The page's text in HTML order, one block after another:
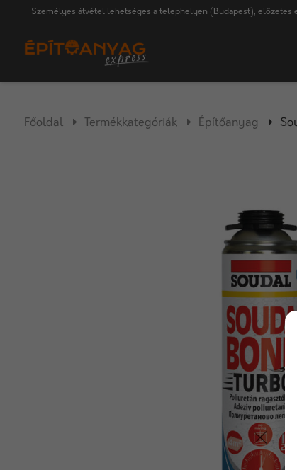
Személyes átvétel lehetséges a telephelyen (Budapest), előzetes
Főoldal Termékkategóriák Építőanyag